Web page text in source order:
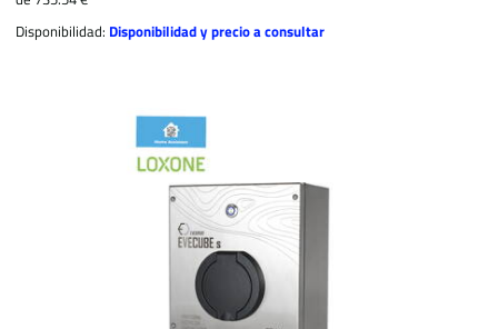
Disponibilidad: Disponibilidad y precio a consultar